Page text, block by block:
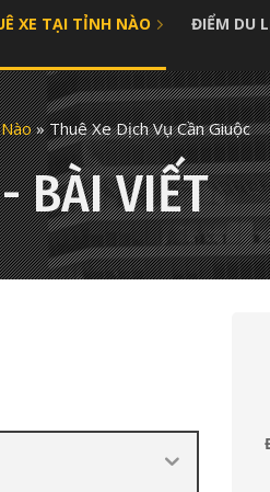
XE TẠI TỈNH NÀO ĐIỂM DU
»Thuê Xe Dịch Vụ Cần Giuộc
BÀI VIẾT